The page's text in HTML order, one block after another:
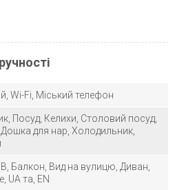
Wi-Fi, Міський телефон
Посуд, Келихи, Столовий посуд,
для нар, Холодильник,
Балкон, Вид на вулицю, Диван,
UA та, EN